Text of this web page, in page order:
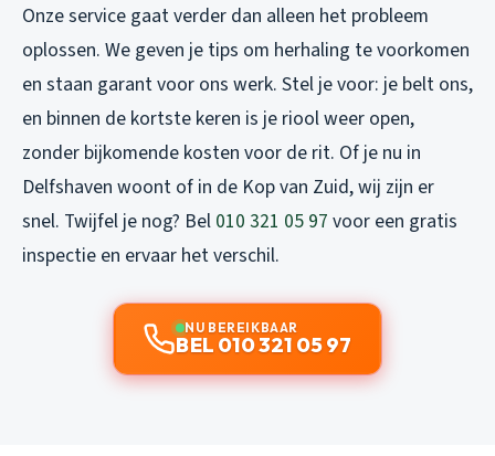
Onze service gaat verder dan alleen het probleem
oplossen. We geven je tips om herhaling te voorkomen
en staan garant voor ons werk. Stel je voor: je belt ons,
en binnen de kortste keren is je riool weer open,
zonder bijkomende kosten voor de rit. Of je nu in
Delfshaven woont of in de Kop van Zuid, wij zijn er
snel. Twijfel je nog? Bel 010 321 05 97 voor een gratis
inspectie en ervaar het verschil.
NU BEREIKBAAR
BEL 010 321 05 97